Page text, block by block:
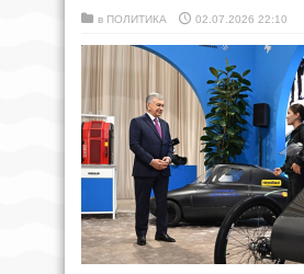
в ПОЛИТИКА 02.07.2026 22:10